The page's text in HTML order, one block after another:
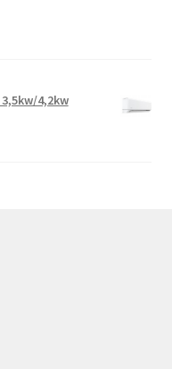
4,2kw